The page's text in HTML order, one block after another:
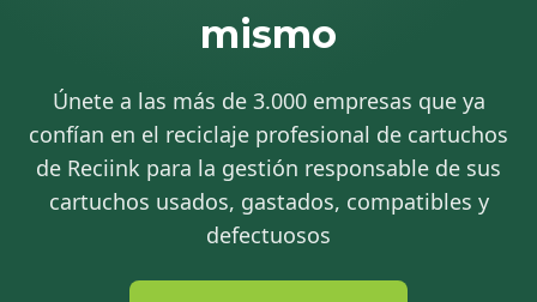
mismo
Únete a las más de 3.000 empresas que ya
confían en el reciclaje profesional de cartuchos
de Reciink para la gestión responsable de sus
cartuchos usados, gastados, compatibles y
defectuosos